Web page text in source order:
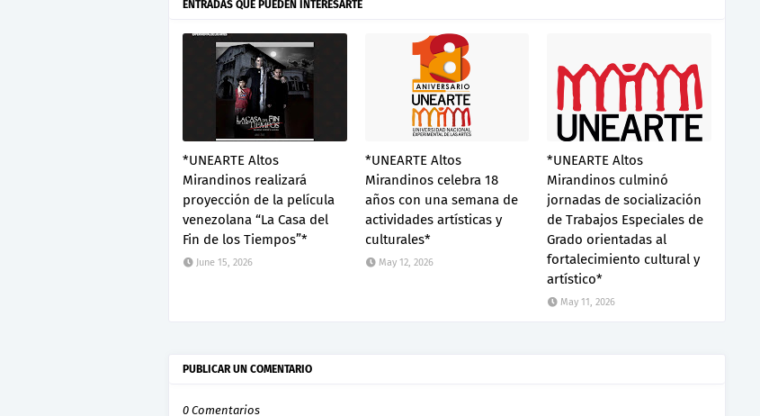
ENTRADAS QUE PUEDEN INTERESARTE
*UNEARTE Altos
Mirandinos realizará
proyección de la película
venezolana “La Casa del
Fin de los Tiempos”*
June 15, 2026
*UNEARTE Altos
Mirandinos celebra 18
años con una semana de
actividades artísticas y
culturales*
May 12, 2026
*UNEARTE Altos
Mirandinos culminó
jornadas de socialización
de Trabajos Especiales de
Grado orientadas al
fortalecimiento cultural y
artístico*
May 11, 2026
PUBLICAR UN COMENTARIO
0 Comentarios